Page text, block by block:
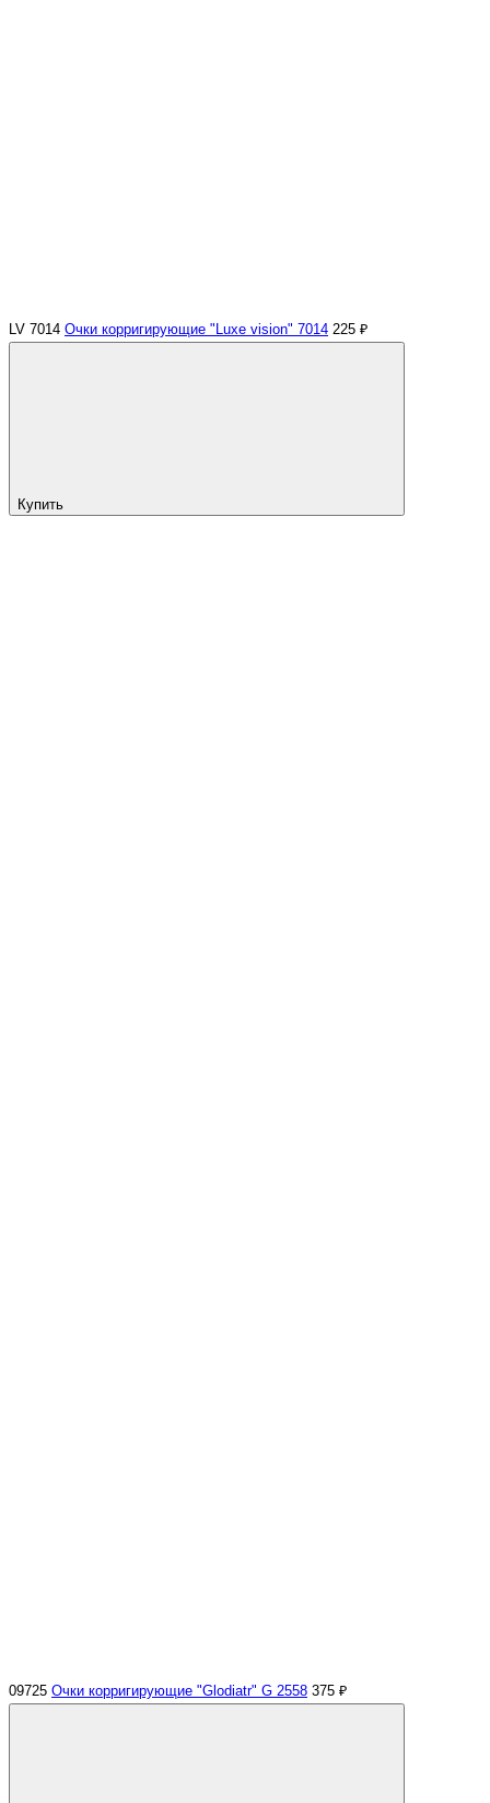
LV 7014 Очки корригирующие "Luxe vision" 7014 225 ₽
Купить
09725 Очки корригирующие "Glodiatr" G 2558 375 ₽